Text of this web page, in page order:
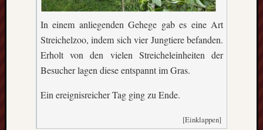
In einem anliegenden Gehege gab es eine Art
Streichelzoo, indem sich vier Jungtiere befanden.
Erholt von den vielen Streicheleinheiten der
Besucher lagen diese entspannt im Gras.
Ein ereignisreicher Tag ging zu Ende.
[Einklappen]